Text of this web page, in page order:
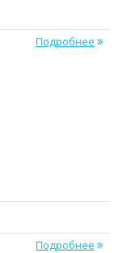
Подробнее
Подробнее